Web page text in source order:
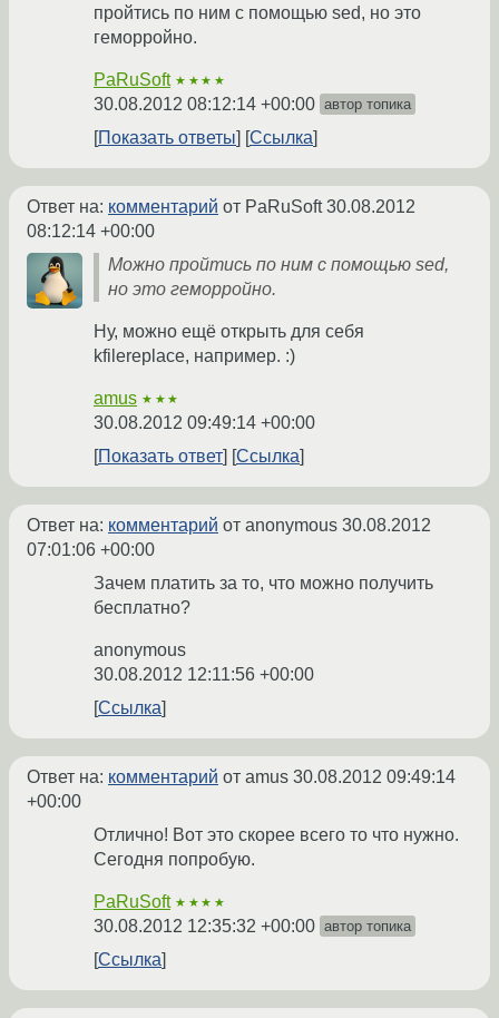
пройтись по ним с помощью sed, но это
геморройно.
PaRuSoft ★★★★
30.08.2012 08:12:14 +00:00 автор топика
Показать ответы Ссылка
Ответ на: комментарий от PaRuSoft30.08.2012
08:12:14 +00:00
Можно пройтись по ним с помощью sed,
но это геморройно.
Ну, можно ещё открыть для себя
kfilereplace, например. :)
amus ★★★
30.08.2012 09:49:14 +00:00
Показать ответ
Ссылка
Ответ на: комментарий от anonymous 30.08.2012
07:01:06 +00:00
Зачем платить за то, что можно получить
бесплатно?
anonymous
30.08.2012 12:11:56 +00:00
Ссылка
Ответ на: комментарий от amus 30.08.2012 09:49:14
+00:00
Отлично! Вот это скорее всего то что нужно.
Сегодня попробую.
PaRuSoft ★★★★
30.08.2012 12:35:32 +00:00 автор топика
Ссылка